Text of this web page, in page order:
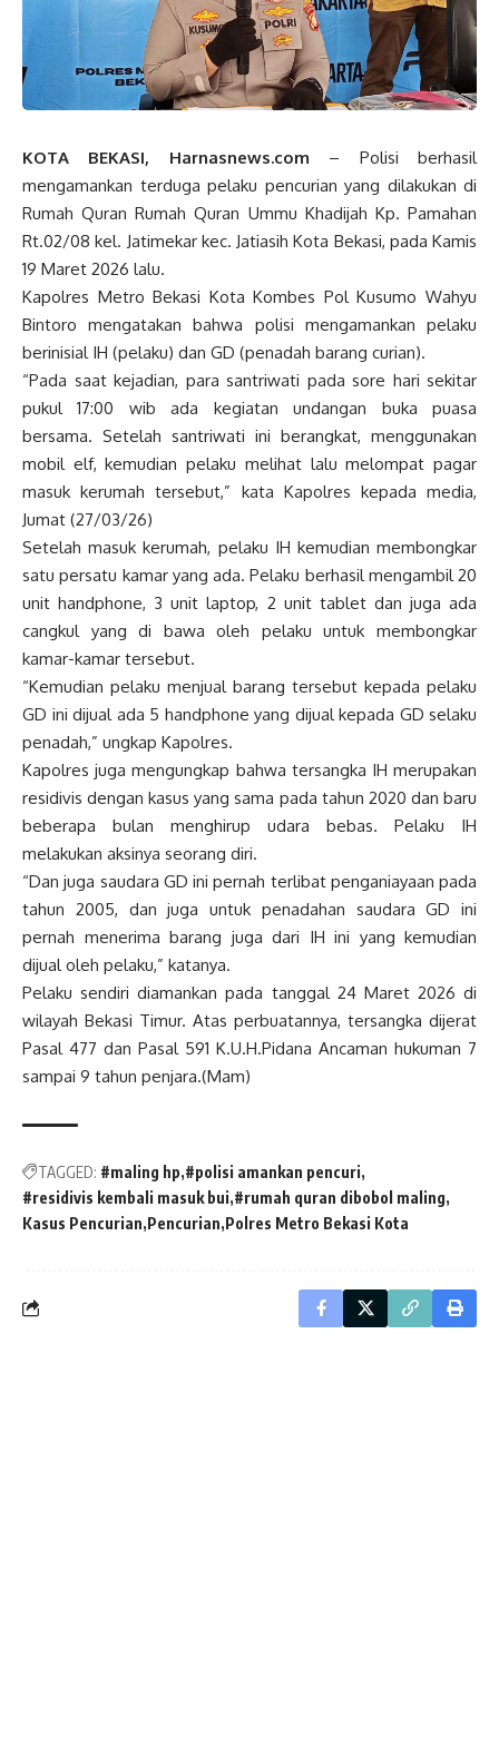
KOTA BEKASI, Harnasnews.com – Polisi berhasil
mengamankan terduga pelaku pencurian yang dilakukan di
Rumah Quran Rumah Quran Ummu Khadijah Kp. Pamahan
Rt.02/08 kel. Jatimekar kec. Jatiasih Kota Bekasi, pada Kamis
19 Maret 2026 lalu.
Kapolres Metro Bekasi Kota Kombes Pol Kusumo Wahyu
Bintoro mengatakan bahwa polisi mengamankan pelaku
berinisial IH (pelaku) dan GD (penadah barang curian).
“Pada saat kejadian, para santriwati pada sore hari sekitar
pukul 17:00 wib ada kegiatan undangan buka puasa
bersama. Setelah santriwati ini berangkat, menggunakan
mobil elf, kemudian pelaku melihat lalu melompat pagar
masuk kerumah tersebut,” kata Kapolres kepada media,
Jumat (27/03/26)
Setelah masuk kerumah, pelaku IH kemudian membongkar
satu persatu kamar yang ada. Pelaku berhasil mengambil 20
unit handphone, 3 unit laptop, 2 unit tablet dan juga ada
cangkul yang di bawa oleh pelaku untuk membongkar
kamar-kamar tersebut.
“Kemudian pelaku menjual barang tersebut kepada pelaku
GD ini dijual ada 5 handphone yang dijual kepada GD selaku
penadah,” ungkap Kapolres.
Kapolres juga mengungkap bahwa tersangka IH merupakan
residivis dengan kasus yang sama pada tahun 2020 dan baru
beberapa bulan menghirup udara bebas. Pelaku IH
melakukan aksinya seorang diri.
“Dan juga saudara GD ini pernah terlibat penganiayaan pada
tahun 2005, dan juga untuk penadahan saudara GD ini
pernah menerima barang juga dari IH ini yang kemudian
dijual oleh pelaku,” katanya.
Pelaku sendiri diamankan pada tanggal 24 Maret 2026 di
wilayah Bekasi Timur. Atas perbuatannya, tersangka dijerat
Pasal 477 dan Pasal 591 K.U.H.Pidana Ancaman hukuman 7
sampai 9 tahun penjara.(Mam)
TAGGED: #maling hp #polisi amankan pencuri
#residivis kembali masuk bui #rumah quran dibobol maling
Kasus Pencurian Pencurian Polres Metro Bekasi Kota